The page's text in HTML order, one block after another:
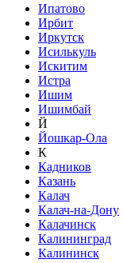
Ипатово
Ирбит
Иркутск
Исилькуль
Искитим
Истра
Ишим
Ишимбай
Й
Йошкар-Ола
К
Кадников
Казань
Калач
Калач-на-Дону
Калачинск
Калининград
Калининск